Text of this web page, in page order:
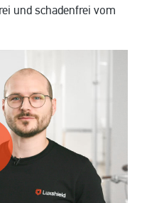
und schadenfrei vom